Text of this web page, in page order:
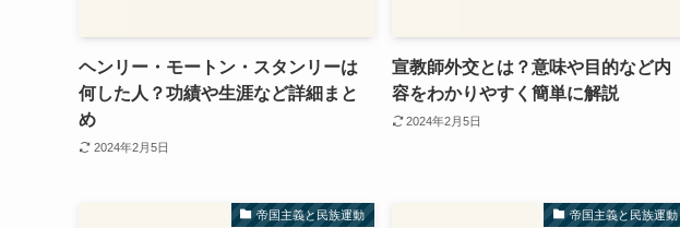
ヘンリー・モートン・スタンリーは
何した人？功績や生涯など詳細まと
め
2024年2月5日
宣教師外交とは？意味や目的など内
容をわかりやすく簡単に解説
2024年2月5日
帝国主義と民族運動 帝国主義と民族運動